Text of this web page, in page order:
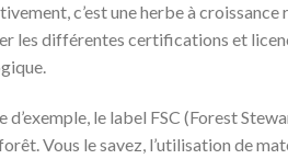
c’est une herbe à
les différentes certifications et
d’exemple, le label FSC (Forest
Vous le savez, l’utilisation de